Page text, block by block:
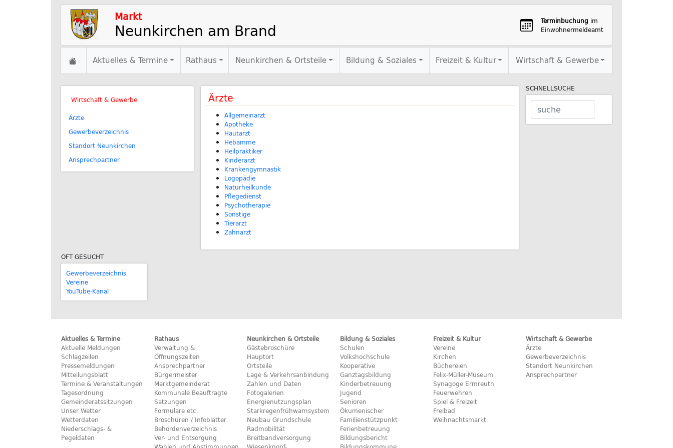
Markt
Neunkirchen am Brand Terminbuchung im
Einwohnermeldeamt
Aktuelles & Termine Rathaus Neunkirchen & Ortsteile Bildung & Soziales Freizeit & Kultur Wirtschaft & Gewerbe
Wirtschaft & Gewerbe
Ärzte
Gewerbeverzeichnis
Standort Neunkirchen
Ansprechpartner
Ärzte
Allgemeinarzt
Apotheke
Hautarzt
Hebamme
Heilpraktiker
Kinderarzt
Krankengymnastik
Logopädie
Naturheilkunde
Pflegedienst
Psychotherapie
Sonstige
Tierarzt
Zahnarzt
SCHNELLSUCHE
OFT GESUCHT
Gewerbeverzeichnis
Vereine
YouTube-Kanal
Aktuelles & Termine
Aktuelle Meldungen
Schlagzeilen
Pressemeldungen
Mitteilungsblatt
Termine & Veranstaltungen
Tagesordnung
Gemeinderatssitzungen
Unser Wetter
Wetterdaten
Niederschlags- &
Pegeldaten
Rathaus
Verwaltung &
Öffnungszeiten
Ansprechpartner
Bürgermeister
Marktgemeinderat
Kommunale Beauftragte
Satzungen
Formulare etc.
Broschüren / Infoblätter
Behördenverzeichnis
Ver- und Entsorgung
Neunkirchen & Ortsteile
Gästebroschüre
Hauptort
Ortsteile
Lage & Verkehrsanbindung
Zahlen und Daten
Fotogalerien
Energienutzungsplan
Starkregenfrühwarnsystem
Neubau Grundschule
Radmobilität
Breitbandversorgung
Bildung & Soziales
Schulen
Volkshochschule
Kooperative
Ganztagsbildung
Kinderbetreuung
Jugend
Senioren
Ökumenischer
Familienstützpunkt
Ferienbetreuung
Bildungsbericht
Freizeit & Kultur
Vereine
Kirchen
Büchereien
Felix-Müller-Museum
Synagoge Ermreuth
Feuerwehren
Spiel & Freizeit
Freibad
Weihnachtsmarkt
Wirtschaft & Gewerbe
Ärzte
Gewerbeverzeichnis
Standort Neunkirchen
Ansprechpartner